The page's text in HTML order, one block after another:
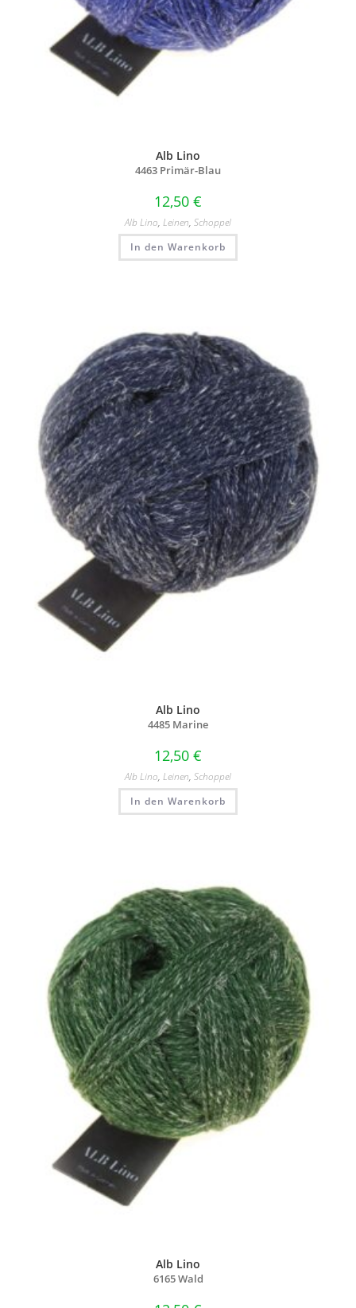
Alb Lino
4463 Primär-Blau
12,50 €
Alb Lino, Leinen, Schoppel
In den Warenkorb
Alb Lino
4485 Marine
12,50 €
Alb Lino, Leinen, Schoppel
In den Warenkorb
Alb Lino
6165 Wald